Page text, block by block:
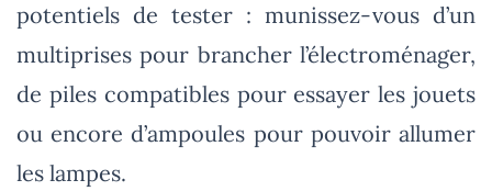
potentiels de tester : munissez-vous d’un
multiprises pour brancher l’électroménager,
de piles compatibles pour essayer les jouets
ou encore d’ampoules pour pouvoir allumer
les lampes.